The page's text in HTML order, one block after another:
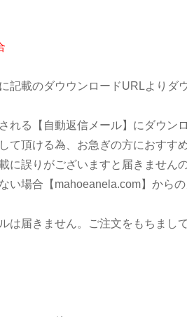
記載のダウウンロードURLよりダ
れる【自動返信メール】にダウン
頂ける為、お急ぎの方におすすめ
に誤りがございますと届きません
い場合【mahoeanela.com】から
は届きません。ご注文をもちまし